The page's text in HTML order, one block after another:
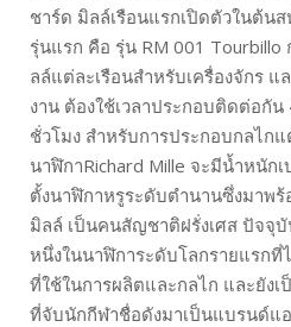
ชาร์ด มิลล์เรือนแรกเปิดตัวในต้น
รุ่นแรก คือ รุ่น RM 001
ลล์แต่ละเรือนสำหรับเครื่องจักร แ
งาน ต้องใช้เวลาประกอบติดต่อกัน
ชั่วโมง สำหรับการประกอบกลไก
นาฬิกาRichard Mille จะมีน้ำหนัก
ตั้งนาฬิกาหรูระดับตำนานซึ่งมาพ
มิลล์ เป็นคนสัญชาติฝรั่งเศส ปัจจุ
หนึ่งในนาฬิการะดับโลกรายแรก
ที่ใช้ในการผลิตและกลไก และยัง
ที่จับนักกีฬาชื่อดังมาเป็นแบรนด์แ